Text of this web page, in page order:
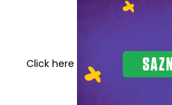
Click here